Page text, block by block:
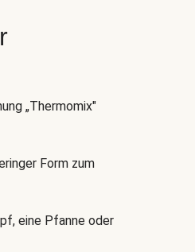
„Thermomix"
Form zum
eine Pfanne oder